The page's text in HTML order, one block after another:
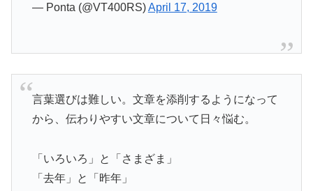
— Ponta (@VT400RS)April 17, 2019
言葉選びは難しい。文章を添削するようになって
から、伝わりやすい文章について日々悩む。
「いろいろ」と「さまざま」
「去年」と「昨年」